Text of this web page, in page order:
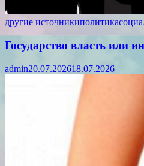
другие источникиполитика
Государство власть или
admin20.07.202618.07.2026